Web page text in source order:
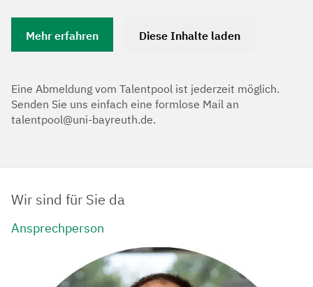
Mehr erfahren Diese Inhalte laden
Eine Abmeldung vom Talentpool ist jederzeit möglich.
Senden Sie uns einfach eine formlose Mail an
talentpool@uni-bayreuth.de.
Wir sind für Sie da
Ansprechperson